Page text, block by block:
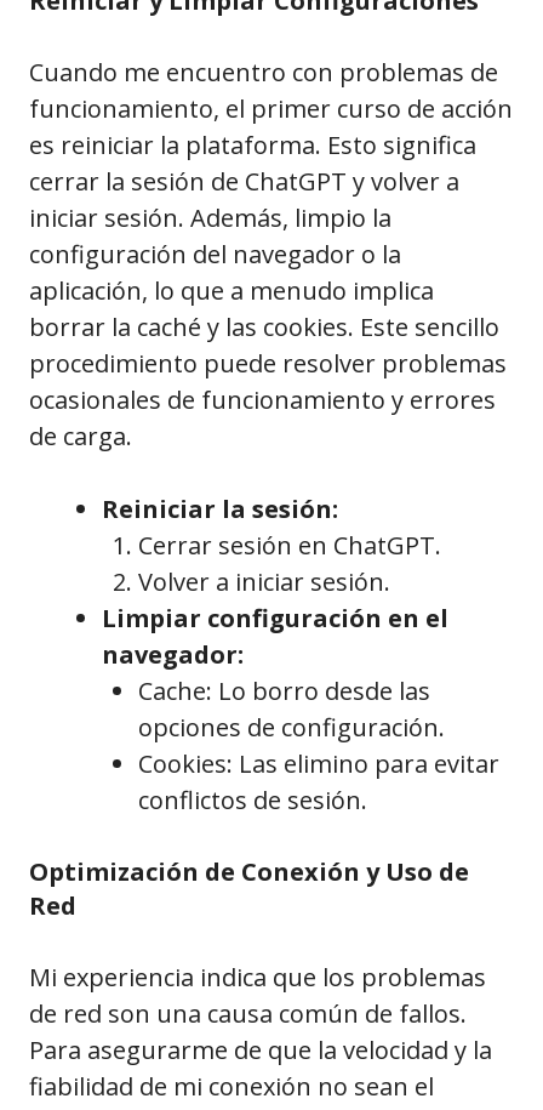
Cuando me encuentro con problemas de
funcionamiento, el primer curso de acción
es reiniciar la plataforma. Esto significa
cerrar la sesión de ChatGPT y volver a
iniciar sesión. Además, limpio la
configuración del navegador o la
aplicación, lo que a menudo implica
borrar la caché y las cookies. Este sencillo
procedimiento puede resolver problemas
ocasionales de funcionamiento y errores
de carga.
Reiniciar la sesión:
Cerrar sesión en ChatGPT.
Volver a iniciar sesión.
Limpiar configuración en el
navegador:
Cache: Lo borro desde las
opciones de configuración.
Cookies: Las elimino para evitar
conflictos de sesión.
Optimización de Conexión y Uso de
Red
Mi experiencia indica que los problemas
de red son una causa común de fallos.
Para asegurarme de que la velocidad y la
fiabilidad de mi conexión no sean el